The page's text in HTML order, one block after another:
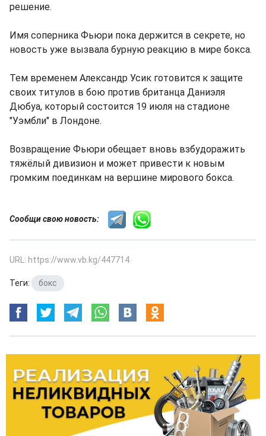
решение.
Имя соперника Фьюри пока держится в секрете, но
новость уже вызвала бурную реакцию в мире бокса.
Тем временем Александр Усик готовится к защите
своих титулов в бою против британца Даниэля
Дюбуа, который состоится 19 июля на стадионе
"Уэмбли" в Лондоне.
Возвращение Фьюри обещает вновь взбудоражить
тяжёлый дивизион и может привести к новым
громким поединкам на вершине мирового бокса.
Сообщи свою новость:
URL: https://www.vb.kg/447714
Теги: бокс